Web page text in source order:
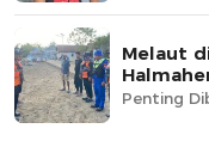
Melaut
Penting